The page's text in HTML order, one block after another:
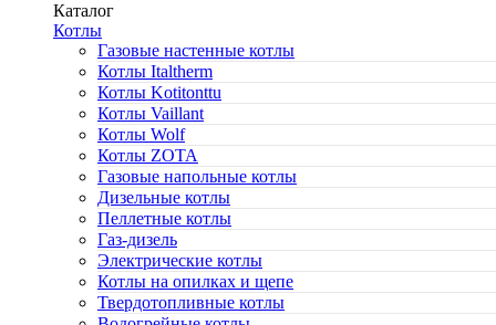
Каталог
Котлы
Газовые настенные котлы
Котлы Italtherm
Котлы Kotitonttu
Котлы Vaillant
Котлы Wolf
Котлы ZOTA
Газовые напольные котлы
Дизельные котлы
Пеллетные котлы
Газ-дизель
Электрические котлы
Котлы на опилках и щепе
Твердотопливные котлы